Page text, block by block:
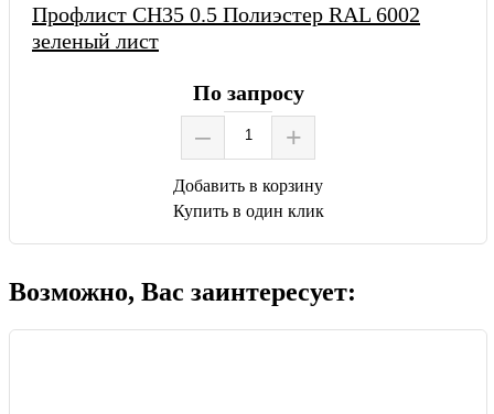
Профлист СН35 0.5 Полиэстер RAL 6002
зеленый лист
По запросу
– +
Добавить в корзину
Купить в один клик
Возможно, Вас заинтересует: